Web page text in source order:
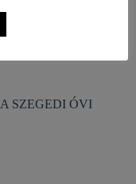
SZEGEDI ÓVI